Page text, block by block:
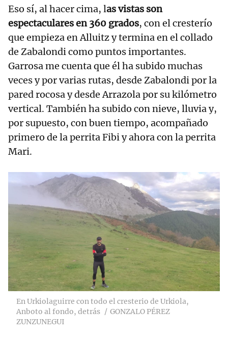
Eso sí, al hacer cima, las vistas son
espectaculares en 360 grados, con el cresterío
que empieza en Alluitz y termina en el collado
de Zabalondi como puntos importantes.
Garrosa me cuenta que él ha subido muchas
veces y por varias rutas, desde Zabalondi por la
pared rocosa y desde Arrazola por su kilómetro
vertical. También ha subido con nieve, lluvia y,
por supuesto, con buen tiempo, acompañado
primero de la perrita Fibi y ahora con la perrita
Mari.
En Urkiolaguirre con todo el cresterio de Urkiola,
Anboto al fondo, detrás
GONZALO PÉREZ
ZUNZUNEGUI